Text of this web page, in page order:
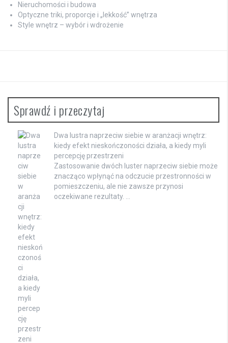
Nieruchomości i budowa
Optyczne triki, proporcje i „lekkość” wnętrza
Style wnętrz – wybór i wdrożenie
Sprawdź i przeczytaj
Dwa lustra naprzeciw siebie w aranżacji wnętrz:
kiedy efekt nieskończoności działa, a kiedy myli
percepcję przestrzeni
Zastosowanie dwóch luster naprzeciw siebie może
znacząco wpłynąć na odczucie przestronności w
pomieszczeniu, ale nie zawsze przynosi
oczekiwane rezultaty. …